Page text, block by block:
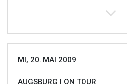
MI, 20. MAI 2009
AUGSBURG | ON TOUR